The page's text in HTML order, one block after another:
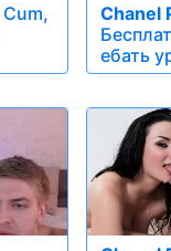
Cum,
Chanel
ебать